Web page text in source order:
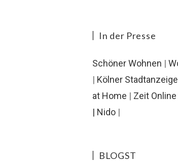
In der Presse
Schöner Wohnen |
| Kölner
at Home | Zeit Online
| Nido |
BLOGST